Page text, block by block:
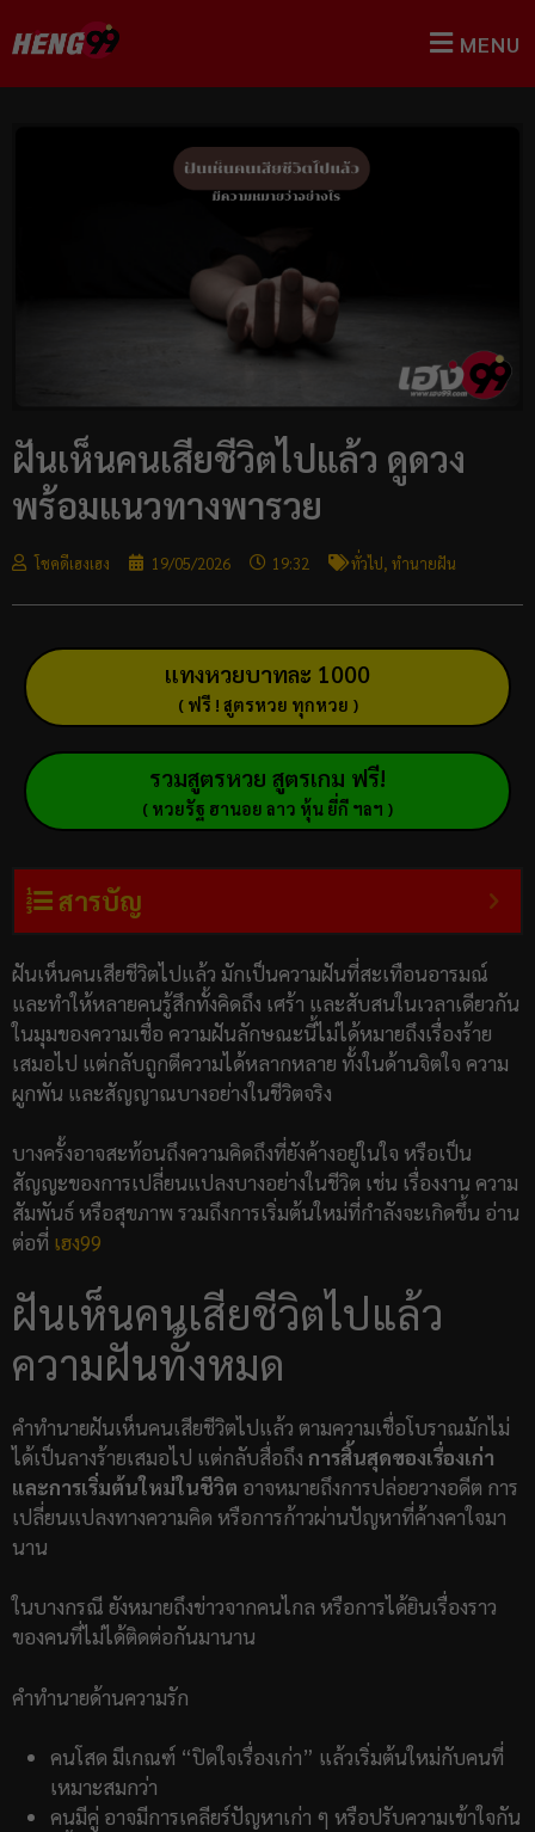
MENU
ฝันเห็นคนเสียชีวิตไปแล้ว ดูดวง
พร้อมแนวทางพารวย
โชคดีเฮงเฮง 19/05/2026 19:32 ทั่วไป, ทำนายฝัน
แทงหวยบาทละ 1000
( ฟรี ! สูตรหวย ทุกหวย )
รวมสูตรหวย สูตรเกม ฟรี!
( หวยรัฐ ฮานอย ลาว หุ้น ยี่กี ฯลฯ )
สารบัญ
ฝันเห็นคนเสียชีวิตไปแล้ว มักเป็นความฝันที่สะเทือนอารมณ์
และทำให้หลายคนรู้สึกทั้งคิดถึง เศร้า และสับสนในเวลาเดียวกัน
ในมุมของความเชื่อ ความฝันลักษณะนี้ไม่ได้หมายถึงเรื่องร้าย
เสมอไป แต่กลับถูกตีความได้หลากหลาย ทั้งในด้านจิตใจ ความ
ผูกพัน และสัญญาณบางอย่างในชีวิตจริง
บางครั้งอาจสะท้อนถึงความคิดถึงที่ยังค้างอยู่ในใจ หรือเป็น
สัญญะของการเปลี่ยนแปลงบางอย่างในชีวิต เช่น เรื่องงาน ความ
สัมพันธ์ หรือสุขภาพ รวมถึงการเริ่มต้นใหม่ที่กำลังจะเกิดขึ้น อ่าน
ต่อที่ เฮง99
ฝันเห็นคนเสียชีวิตไปแล้ว
ความฝันทั้งหมด
คำทำนายฝันเห็นคนเสียชีวิตไปแล้ว ตามความเชื่อโบราณมักไม่
ได้เป็นลางร้ายเสมอไป แต่กลับสื่อถึง การสิ้นสุดของเรื่องเก่า
และการเริ่มต้นใหม่ในชีวิต อาจหมายถึงการปล่อยวางอดีต การ
เปลี่ยนแปลงทางความคิด หรือการก้าวผ่านปัญหาที่ค้างคาใจมา
นาน
ในบางกรณี ยังหมายถึงข่าวจากคนไกล หรือการได้ยินเรื่องราว
ของคนที่ไม่ได้ติดต่อกันมานาน
คำทำนายด้านความรัก
คนโสด มีเกณฑ์ “ปิดใจเรื่องเก่า” แล้วเริ่มต้นใหม่กับคนที่
เหมาะสมกว่า
คนมีคู่ อาจมีการเคลียร์ปัญหาเก่า ๆ หรือปรับความเข้าใจกัน